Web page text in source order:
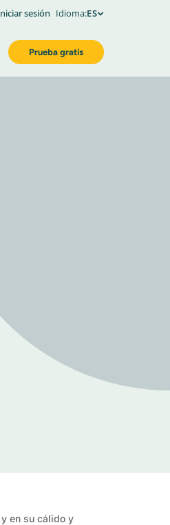
sesión Idioma:ES
Prueba gratis
en su cálido y